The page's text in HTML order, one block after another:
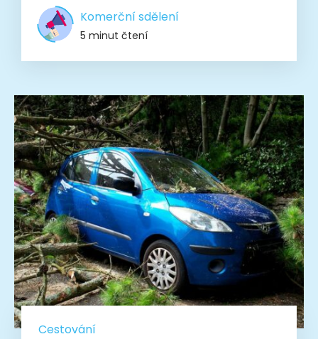
Komerční sdělení
5 minut čtení
Cestování